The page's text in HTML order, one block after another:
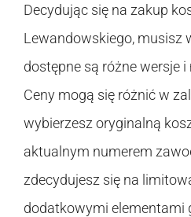
Decydując się na zakup
Lewandowskiego, musisz
dostępne są różne wersje
Ceny mogą się różnić w
wybierzesz oryginalną
aktualnym numerem
zdecydujesz się na
dodatkowymi elementami